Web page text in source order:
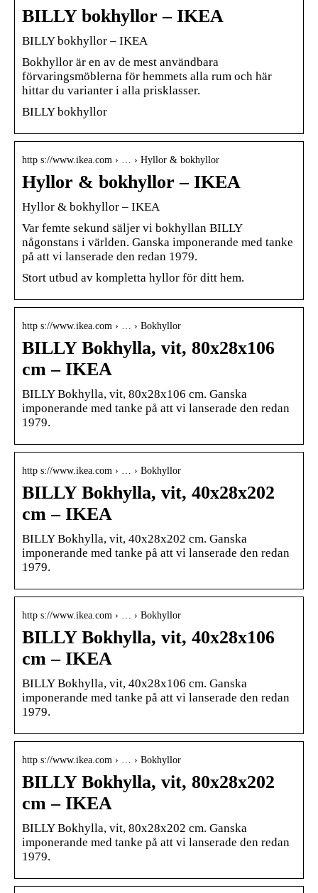
BILLY bokhyllor – IKEA
BILLY bokhyllor – IKEA
Bokhyllor är en av de mest användbara
förvaringsmöblerna för hemmets alla rum och här
hittar du varianter i alla prisklasser.
BILLY bokhyllor
http s://www.ikea.com › … › Hyllor & bokhyllor
Hyllor & bokhyllor – IKEA
Hyllor & bokhyllor – IKEA
Var femte sekund säljer vi bokhyllan BILLY
någonstans i världen. Ganska imponerande med tanke
på att vi lanserade den redan 1979.
Stort utbud av kompletta hyllor för ditt hem.
http s://www.ikea.com › … › Bokhyllor
BILLY Bokhylla, vit, 80x28x106
cm – IKEA
BILLY Bokhylla, vit, 80x28x106 cm. Ganska
imponerande med tanke på att vi lanserade den redan
1979.
http s://www.ikea.com › … › Bokhyllor
BILLY Bokhylla, vit, 40x28x202
cm – IKEA
BILLY Bokhylla, vit, 40x28x202 cm. Ganska
imponerande med tanke på att vi lanserade den redan
1979.
http s://www.ikea.com › … › Bokhyllor
BILLY Bokhylla, vit, 40x28x106
cm – IKEA
BILLY Bokhylla, vit, 40x28x106 cm. Ganska
imponerande med tanke på att vi lanserade den redan
1979.
http s://www.ikea.com › … › Bokhyllor
BILLY Bokhylla, vit, 80x28x202
cm – IKEA
BILLY Bokhylla, vit, 80x28x202 cm. Ganska
imponerande med tanke på att vi lanserade den redan
1979.